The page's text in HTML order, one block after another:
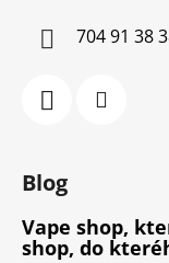
704 91 38
Blog
Vape shop,
shop, do